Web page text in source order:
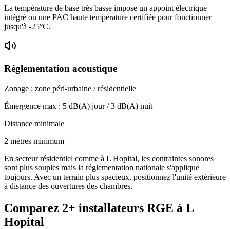
La température de base très basse impose un appoint électrique
intégré ou une PAC haute température certifiée pour fonctionner
jusqu'à -25°C.
Réglementation acoustique
Zonage : zone péri-urbaine / résidentielle
Émergence max : 5 dB(A) jour /3 dB(A) nuit
Distance minimale
2 mètres minimum
En secteur résidentiel comme à L Hopital, les contraintes sonores
sont plus souples mais la réglementation nationale s'applique
toujours. Avec un terrain plus spacieux, positionnez l'unité extérieure
à distance des ouvertures des chambres.
Comparez 2+ installateurs RGE à L
Hopital